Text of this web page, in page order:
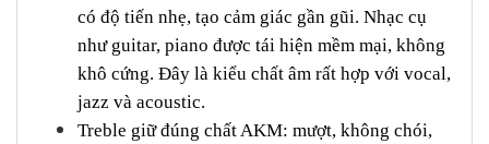
có độ tiến nhẹ, tạo cảm giác gần gũi. Nhạc cụ
như guitar, piano được tái hiện mềm mại, không
khô cứng. Đây là kiểu chất âm rất hợp với vocal,
jazz và acoustic.
Treble giữ đúng chất AKM: mượt, không chói,